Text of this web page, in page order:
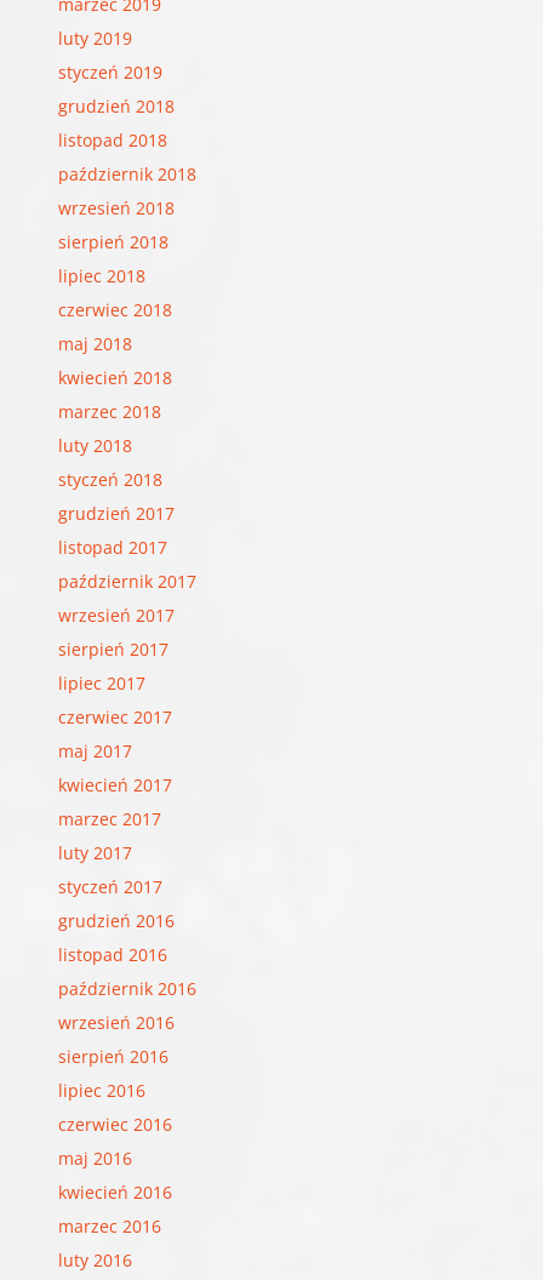
luty 2019
styczeń 2019
grudzień 2018
listopad 2018
październik 2018
wrzesień 2018
sierpień 2018
lipiec 2018
czerwiec 2018
maj 2018
kwiecień 2018
marzec 2018
luty 2018
styczeń 2018
grudzień 2017
listopad 2017
październik 2017
wrzesień 2017
sierpień 2017
lipiec 2017
czerwiec 2017
maj 2017
kwiecień 2017
marzec 2017
luty 2017
styczeń 2017
grudzień 2016
listopad 2016
październik 2016
wrzesień 2016
sierpień 2016
lipiec 2016
czerwiec 2016
maj 2016
kwiecień 2016
marzec 2016
luty 2016